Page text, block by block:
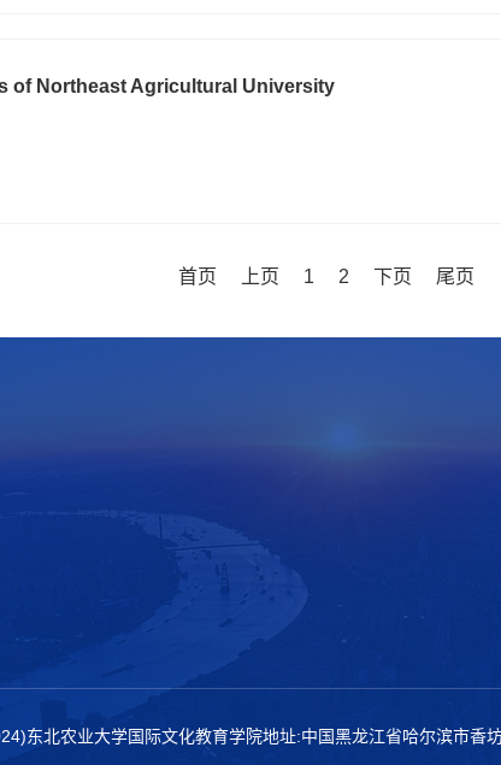
of Northeast Agricultural University
首页 上页 1 2 下页 尾页
东北农业大学国际文化教育学院地址:中国黑龙江省哈尔滨市香